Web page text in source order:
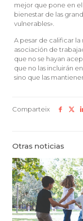
mejor que pone en
bienestar de las
vulnerables».
A pesar de calificar
asociación de
que no se hayan
que no las incluirán
sino que las
Comparteix
Otras noticias